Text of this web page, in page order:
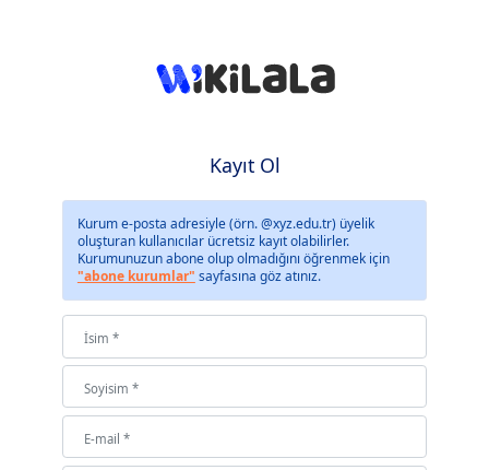
Kayıt Ol
Kurum e-posta adresiyle (örn. @xyz.edu.tr) üyelik
oluşturan kullanıcılar ücretsiz kayıt olabilirler.
Kurumunuzun abone olup olmadığını öğrenmek için
"abone kurumlar" sayfasına göz atınız.